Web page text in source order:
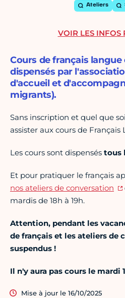
Ateliers
Cours de français
dispensés par
d'accueil et
migrants).
Sans inscription et quel que
assister aux cours de Français
Les cours sont dispensés tous
Et pour pratiquer le français
nos ateliers de conversation
mardis de 18h à 19h.
Attention, pendant les
de français et les ateliers de
suspendus !
Il n'y aura pas cours le mardi
Mise à jour le 16/10/2025
VOIR LES INFOS